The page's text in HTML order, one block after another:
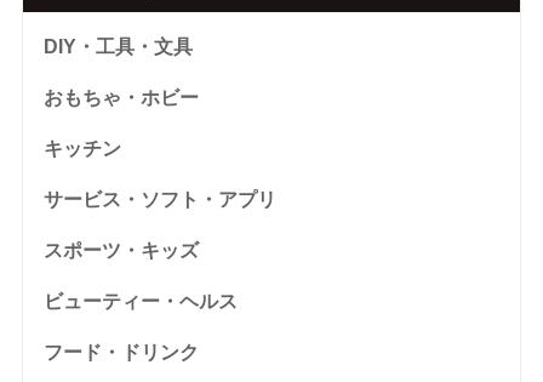
DIY・工具・文具
おもちゃ・ホビー
キッチン
サービス・ソフト・アプリ
スポーツ・キッズ
ビューティー・ヘルス
フード・ドリンク